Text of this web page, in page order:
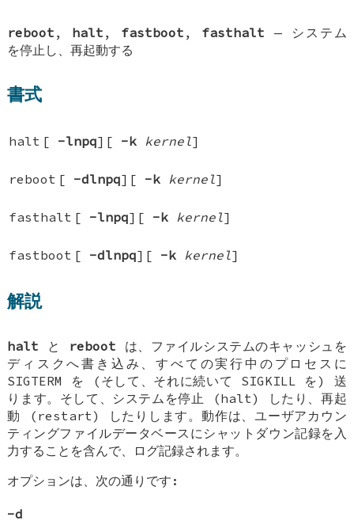
reboot , halt , fastboot , fasthalt —
システム
を停止し、再起動する
書式
halt [ -lnpq][ -k kernel]
reboot [ -dlnpq][ -k kernel]
fasthalt [ -lnpq][ -k kernel]
fastboot [ -dlnpq][ -k kernel]
解説
halt と reboot は、ファイルシステムのキャッシュを
ディスクへ書き込み、すべての実行中のプロセスに
SIGTERM
を (そして、それに続いて SIGKILL を) 送
ります。そして、システムを停止 (halt) したり、再起
動 (restart) したりします。動作は、ユーザアカウン
ティングファイルデータベースにシャットダウン記録を入
力することを含んで、ログ記録されます。
オプションは、次の通りです:
-d